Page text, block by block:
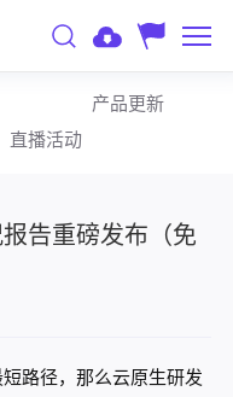
产品更新
直播活动
告重磅发布（免
路径，那么云原生研发